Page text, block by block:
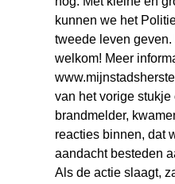
kunnen we het
tweede leven
welkom! Meer
van het vorige
brandmelder,
reacties binnen, dat
aandacht besteden
Als de actie slaagt,